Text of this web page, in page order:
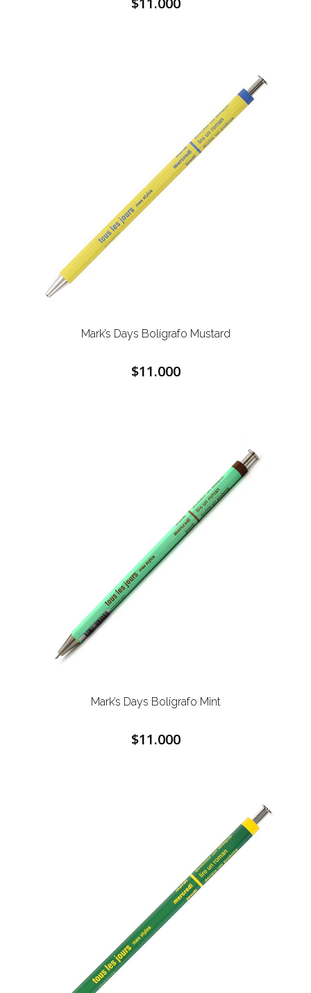
Mark’s Days Bolígrafo Mustard
$11.000
Mark’s Days Bolígrafo Mint
$11.000